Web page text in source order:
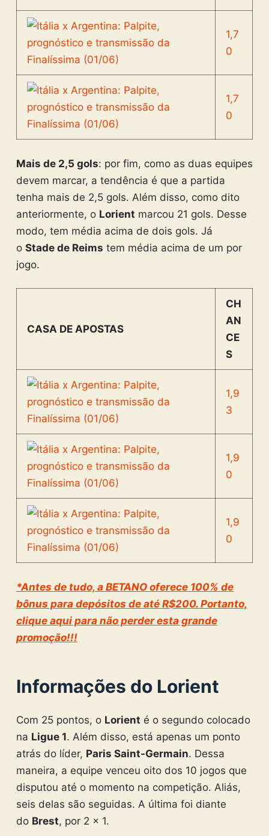
1,7
0
1,7
0
Mais de 2,5 gols: por fim, como as duas equipes
devem marcar, a tendência é que a partida
tenha mais de 2,5 gols. Além disso, como dito
anteriormente, o Lorient marcou 21 gols. Desse
modo, tem média acima de dois gols. Já
o Stade de Reims tem média acima de um por
jogo.
CASA DE APOSTAS
CH
AN
CE
S
1,9
3
1,9
0
1,9
0
*Antes de tudo, a BETANO oferece 100% de
bônus para depósitos de até R$200. Portanto,
clique aqui para não perder esta grande
promoção!!!
Informações do Lorient
Com 25 pontos, o Lorient é o segundo colocado
na Ligue 1. Além disso, está apenas um ponto
atrás do líder, Paris Saint-Germain. Dessa
maneira, a equipe venceu oito dos 10 jogos que
disputou até o momento na competição. Aliás,
seis delas são seguidas. A última foi diante
do Brest, por 2 x 1.